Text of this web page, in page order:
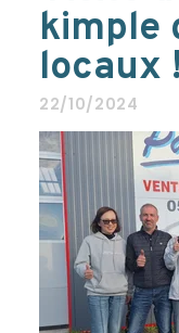
kimple
locaux !
22/10/2024